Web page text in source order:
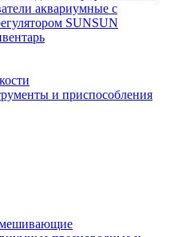
аквариумные с
SUNSUN
и приспособления